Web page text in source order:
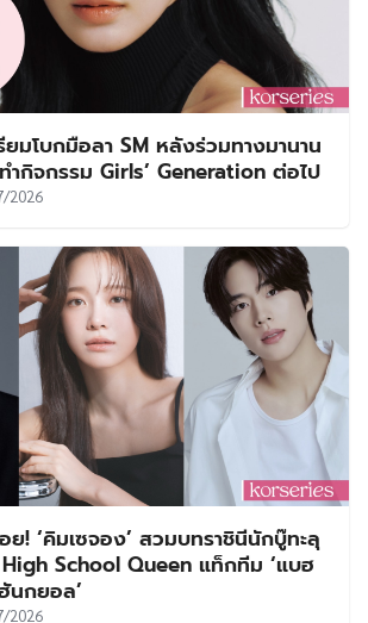
ยมโบกมือลา SM หลังร่วมทางมานาน
กิจกรรม Girls’ Generation ต่อไป
2026
! ‘คิมเซจอง’ สวมบทราชินีนักบู๊ทะลุ
School Queen แท็กทีม ‘แบฮ
นกยอล’
2026